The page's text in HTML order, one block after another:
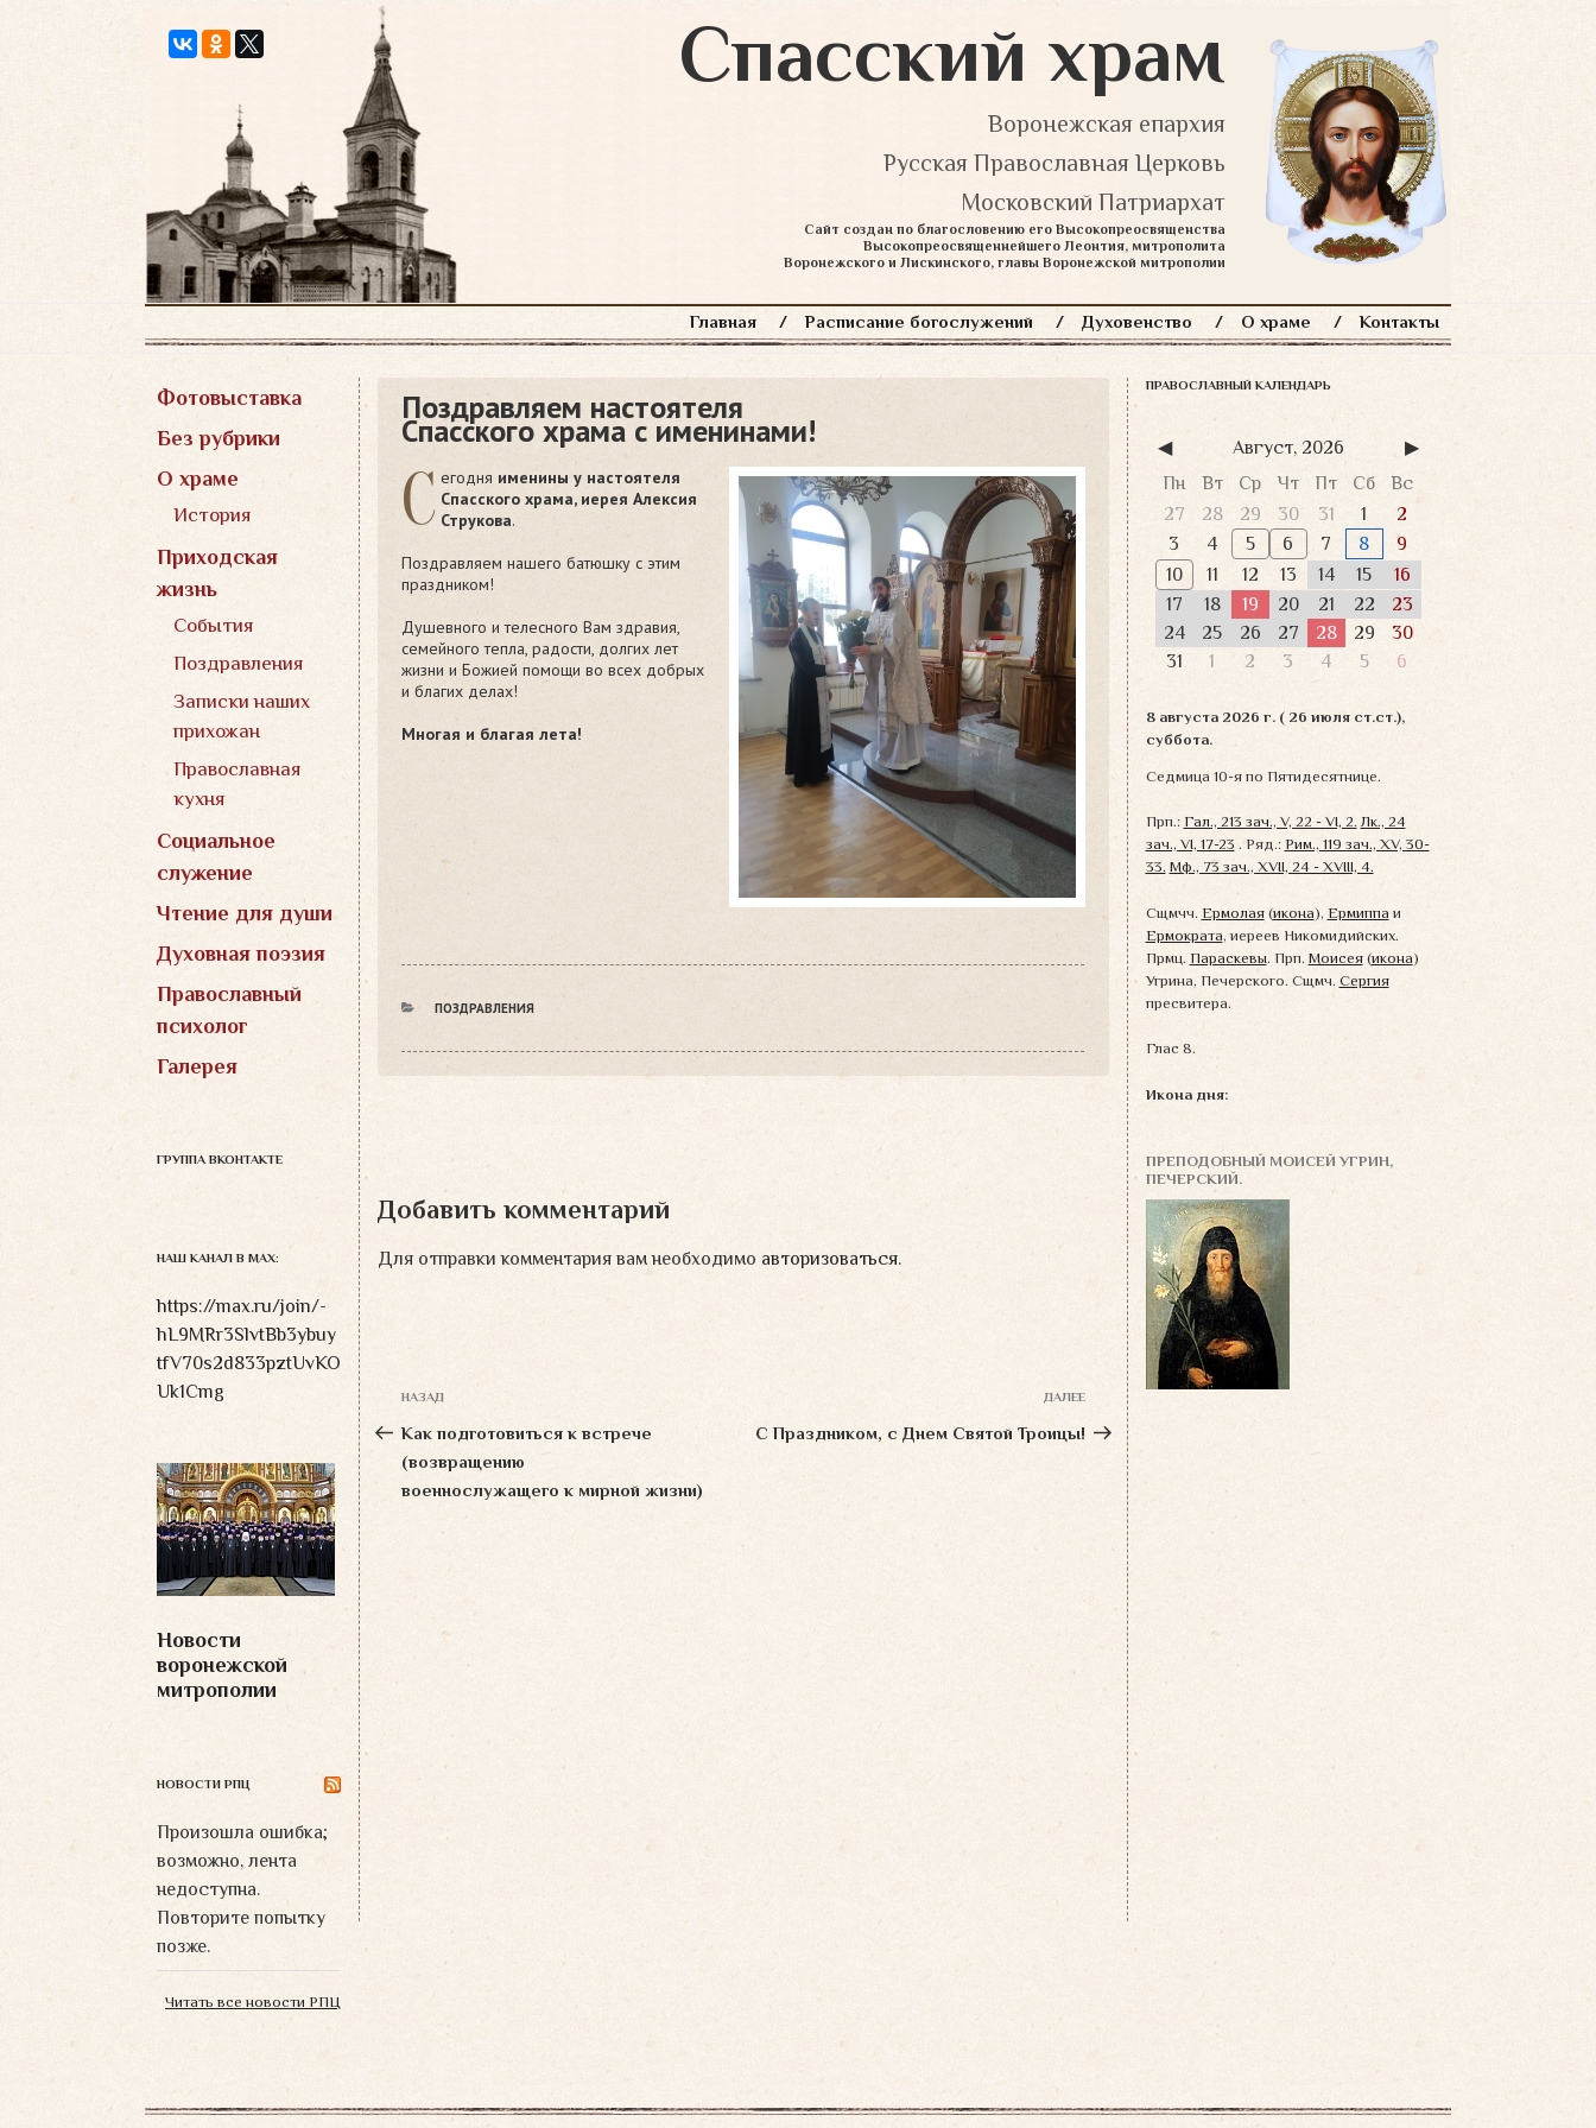
Спасский храм
Воронежская епархия
Русская Православная Церковь
Московский Патриархат
Сайт создан по благословению его Высокопреосвященства
Высокопреосвященнейшего Леонтия, митрополита
Воронежского и Лискинского, главы Воронежской митрополии
Главная Расписание богослужений Духовенство О храме Контакты
Фотовыставка
Без рубрики
О храме
История
Приходская
жизнь
События
Поздравления
Записки наших
прихожан
Православная
кухня
Социальное
служение
Чтение для души
Духовная поэзия
Православный
психолог
Галерея
ГРУППА ВКОНТАКТЕ
НАШ КАНАЛ В MAX:
https://max.ru/join/-
hL9MRr3SlvtBb3ybuy
tfV70s2d833pztUvKO
Uk1Cmg
Новости
воронежской
митрополии
НОВОСТИ РПЦ
Произошла ошибка;
возможно, лента
недоступна.
Повторите попытку
позже.
Читать все новости РПЦ
Поздравляем настоятеля
Спасского храма с именинами!
С егодня именины у настоятеля
Спасского храма, иерея Алексия
Струкова.
Поздравляем нашего батюшку с этим
праздником!
Душевного и телесного Вам здравия,
семейного тепла, радости, долгих лет
жизни и Божией помощи во всех добрых
и благих делах!
Многая и благая лета!
РУБРИКИ
ПОЗДРАВЛЕНИЯ
Добавить комментарий
Для отправки комментария вам необходимо авторизоваться.
Навигация
по
записям
Предыдущая
запись:
НАЗАД
Как подготовиться к встрече
(возвращению
военнослужащего к мирной жизни)
Следующая
запись
ДАЛЕЕ
С Праздником, с Днем Святой Троицы!
ПРАВОСЛАВНЫЙ КАЛЕНДАРЬ
◀ Август, 2026
▶
Пн
Вт Ср Чт Пт Сб
Вс
27
28 29 30 31 1
2
3
4 5 6 7 8
9
10
11 12 13 14 15
16
17
18 19 20 21 22
23
24
25 26 27 28 29
30
31
1 2 3 4 5 6
8 августа 2026 г. ( 26 июля ст.ст.),
суббота.
Седмица 10-я по Пятидесятнице.
Прп.: Гал., 213 зач., V, 22 - VI, 2. Лк., 24
зач., VI, 17-23 . Ряд.: Рим., 119 зач., XV, 30-
33. Мф., 73 зач., XVII, 24 - XVIII, 4.
Сщмчч. Ермолая(икона), Ермиппа и
Ермократа, иереев Никомидийских.
Прмц. Параскевы. Прп. Моисея(икона)
Угрина, Печерского. Сщмч. Сергия
пресвитера.
Глас 8.
Икона дня:
ПРЕПОДОБНЫЙ МОИСЕЙ УГРИН,
ПЕЧЕРСКИЙ.